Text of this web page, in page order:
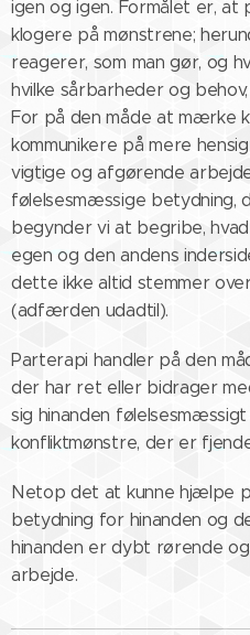
igen og igen. Formålet er, at
klogere på mønstrene;
reagerer, som man gør, og
hvilke sårbarheder og
For på den måde at mærke
kommunikere på mere
vigtige og afgørende
følelsesmæssige betydning,
begynder vi at begribe,
egen og den andens
dette ikke altid stemmer
(adfærden udadtil).
Parterapi handler på den
der har ret eller bidrager
sig hinanden
konfliktmønstre, der er
Netop det at kunne hjælpe
betydning for hinanden og
hinanden er dybt rørende
arbejde.